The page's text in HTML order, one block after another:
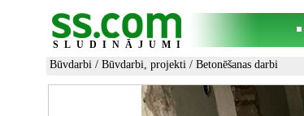
SLUDINĀJUMI
Būvdarbi / Būvdarbi, projekti / Betonēšanas darbi